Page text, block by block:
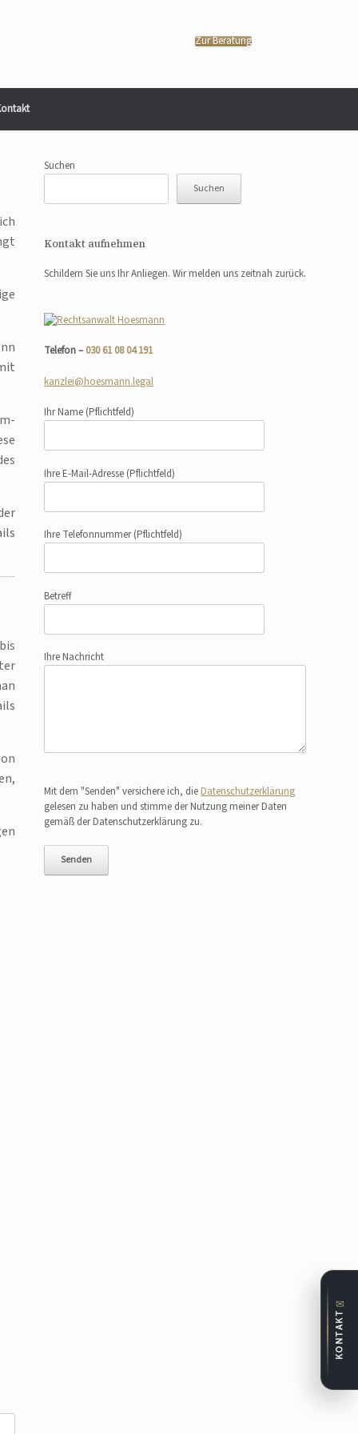
Zur Beratung
Suchen
Suchen
Kontakt aufnehmen
Schildern Sie uns Ihr Anliegen. Wir melden uns zeitnah zurück.
Telefon –030 61 08 04 191
kanzlei@hoesmann.legal
Ihr Name (Pflichtfeld)
Ihre E-Mail-Adresse (Pflichtfeld)
Ihre Telefonnummer(Pflichtfeld)
Betreff
Ihre Nachricht
Mit dem "Senden" versichere ich, die Datenschutzerklärung
gelesen zu haben und stimme der Nutzung meiner Daten
gemäß der Datenschutzerklärung zu.
✉
KONTAKT